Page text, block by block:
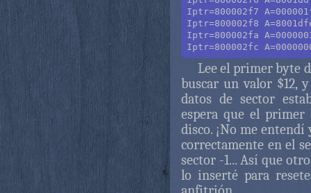
Iptr=800002f7
Iptr=800002f8
Iptr=800002fa
Lee el primer byte
buscar un valor $12,
datos de sector
espera que el primer
disco. ¡No me
correctamente en el
sector -1... Así que
lo inserté para